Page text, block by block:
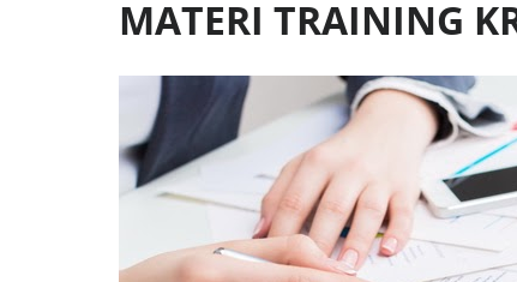
MATERI TRAINING